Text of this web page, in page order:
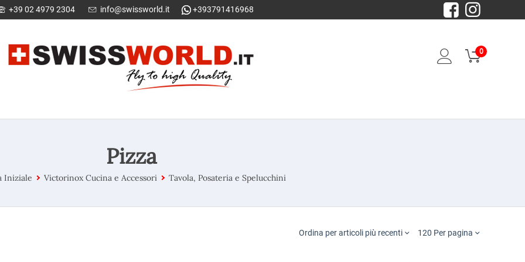
+39 02 4979 2304 info@swissworld.it +393791416968
0
Pizza
Iniziale Victorinox Cucina e Accessori Tavola, Posateria e Spelucchini
Ordina per articoli più recenti 120 Per pagina